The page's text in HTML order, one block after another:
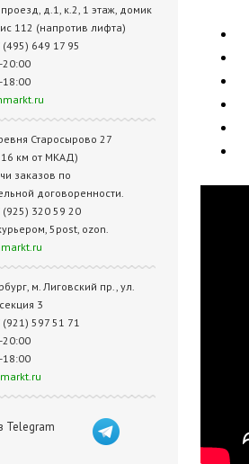
д.1, к.2, 1 этаж, домик
112 (напротив лифта)
649 17 95
20:00
18:00
Старосырово 27
км от МКАД)
заказов по
договоренности.
320 59 20
5post, ozon.
м. Лиговский пр., ул.
3
597 51 71
20:00
18:00
Telegram